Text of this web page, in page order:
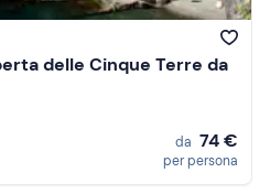
delle Cinque Terre da
da 74 €
per persona